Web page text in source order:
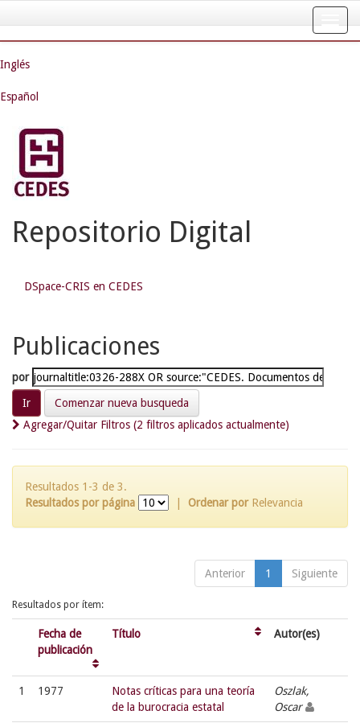
navigation
Inglés
Español
Repositorio Digital
DSpace-CRIS en CEDES
Publicaciones
por
Comenzar nueva busqueda
Agregar/Quitar Filtros (2 filtros aplicados actualmente)
Resultados 1-3 de 3.
Resultados por página
Ordenar por Relevancia
Anterior 1 Siguiente
Resultados por ítem:
Fecha de
publicación
Título Autor(es)
1 1977
Notas críticas para una teoría
de la burocracia estatal
Oszlak,
Oscar